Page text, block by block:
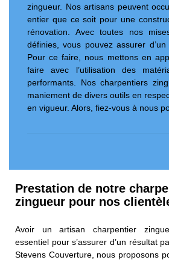
zingueur. Nos artisans peuvent
entier que ce soit pour une
rénovation. Avec toutes nos
définies, vous pouvez assurer
Pour ce faire, nous mettons en
faire avec l’utilisation des
performants. Nos charpentiers
maniement de divers outils en
en vigueur. Alors, fiez-vous à nous
Prestation de notre
zingueur pour nos
Avoir un artisan charpentier
essentiel pour s’assurer d’un résultat
Stevens Couverture, nous proposons